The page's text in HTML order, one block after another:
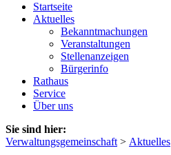
Startseite
Aktuelles
Bekanntmachungen
Veranstaltungen
Stellenanzeigen
Bürgerinfo
Rathaus
Service
Über uns
Sie sind hier:
Verwaltungsgemeinschaft > Aktuelles